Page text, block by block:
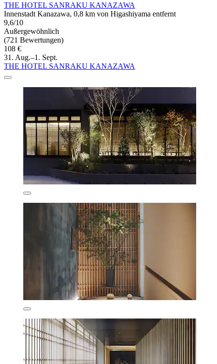
THE HOTEL SANRAKU KANAZAWA
Innenstadt Kanazawa, 0,8 km von Higashiyama entfernt
9,6/10
Außergewöhnlich
(721 Bewertungen)
108 €
31. Aug.–1. Sept.
THE HOTEL SANRAKU KANAZAWA